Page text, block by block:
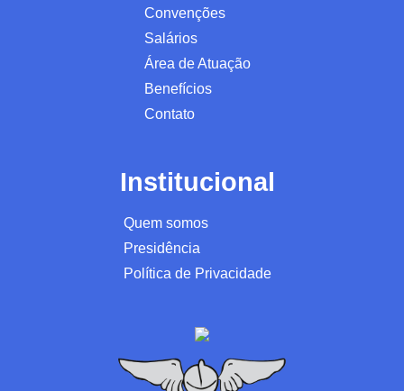
Convenções
Salários
Área de Atuação
Benefícios
Contato
Institucional
Quem somos
Presidência
Política de Privacidade